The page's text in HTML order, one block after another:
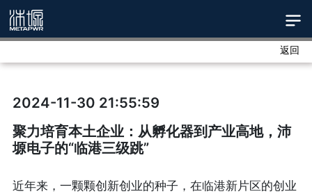
返回
2024-11-30 21:55:59
聚力培育本土企业：从孵化器到产业高地，沛
塬电子的“临港三级跳”
近年来，一颗颗创新创业的种子，在临港新片区的创业